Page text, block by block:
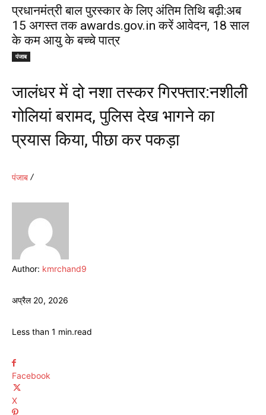
प्रधानमंत्री बाल पुरस्कार के लिए अंतिम तिथि बढ़ी:अब
15 अगस्त तक awards.gov.in करें आवेदन, 18 साल
के कम आयु के बच्चे पात्र
पंजाब
जालंधर में दो नशा तस्कर गिरफ्तार:नशीली
गोलियां बरामद, पुलिस देख भागने का
प्रयास किया, पीछा कर पकड़ा
पंजाब
Author: kmrchand9
अप्रैल 20, 2026
Less than 1 min.read
Facebook
X